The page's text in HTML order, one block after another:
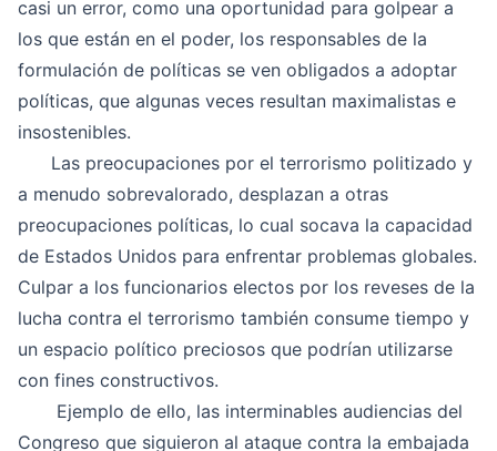
casi un error, como una oportunidad para golpear a
los que están en el poder, los responsables de la
formulación de políticas se ven obligados a adoptar
políticas, que algunas veces resultan maximalistas e
insostenibles.
Las preocupaciones por el terrorismo politizado y
a menudo sobrevalorado, desplazan a otras
preocupaciones políticas, lo cual socava la capacidad
de Estados Unidos para enfrentar problemas globales.
Culpar a los funcionarios electos por los reveses de la
lucha contra el terrorismo también consume tiempo y
un espacio político preciosos que podrían utilizarse
con fines constructivos.
Ejemplo de ello, las interminables audiencias del
Congreso que siguieron al ataque contra la embajada